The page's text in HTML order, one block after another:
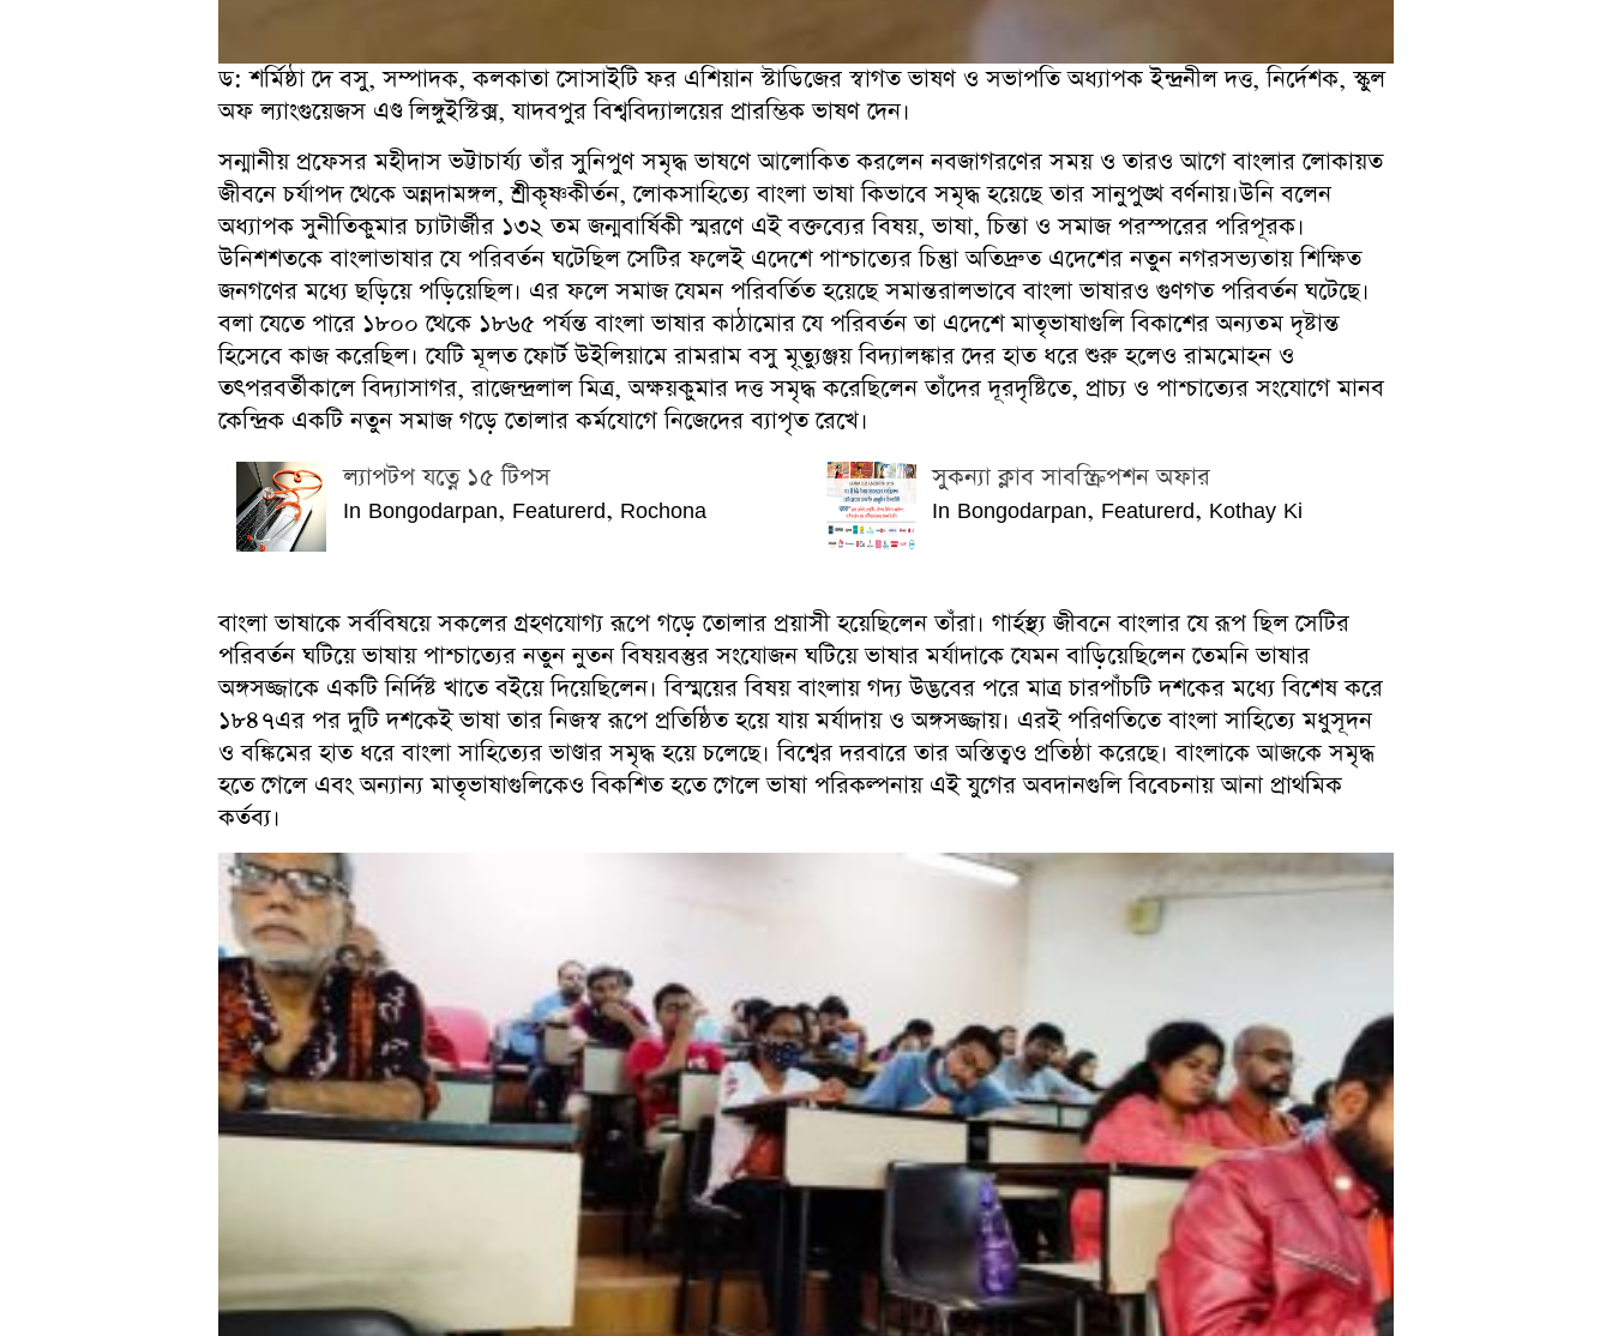
ড: শর্মিষ্ঠা দে বসু, সম্পাদক, কলকাতা সোসাইটি ফর এশিয়ান স্টাডিজের স্বাগত ভাষণ ও সভাপতি অধ্যাপক ইন্দ্রনীল দত্ত, নির্দেশক, স্কুল
অফ ল্যাংগুয়েজস এণ্ড লিঙ্গুইস্টিক্স, যাদবপুর বিশ্ববিদ্যালয়ের প্রারম্ভিক ভাষণ দেন।
সন্মানীয় প্রফেসর মহীদাস ভট্টাচার্য্য তাঁর সুনিপুণ সমৃদ্ধ ভাষণে আলোকিত করলেন নবজাগরণের সময় ও তারও আগে বাংলার লোকায়ত
জীবনে চর্যাপদ থেকে অন্নদামঙ্গল, শ্রীকৃষ্ণকীর্তন, লোকসাহিত্যে বাংলা ভাষা কিভাবে সমৃদ্ধ হয়েছে তার সানুপুঙ্খ বর্ণনায়।উনি বলেন
অধ্যাপক সুনীতিকুমার চ্যাটার্জীর ১৩২ তম জন্মবার্ষিকী স্মরণে এই বক্তব্যের বিষয়, ভাষা, চিন্তা ও সমাজ পরস্পরের পরিপূরক।
উনিশশতকে বাংলাভাষার যে পরিবর্তন ঘটেছিল সেটির ফলেই এদেশে পাশ্চাত্যের চিন্তুা অতিদ্রুত এদেশের নতুন নগরসভ্যতায় শিক্ষিত
জনগণের মধ্যে ছড়িয়ে পড়িয়েছিল। এর ফলে সমাজ যেমন পরিবর্তিত হয়েছে সমান্তরালভাবে বাংলা ভাষারও গুণগত পরিবর্তন ঘটেছে।
বলা যেতে পারে ১৮০০ থেকে ১৮৬৫ পর্যন্ত বাংলা ভাষার কাঠামোর যে পরিবর্তন তা এদেশে মাতৃভাষাগুলি বিকাশের অন্যতম দৃষ্টান্ত
হিসেবে কাজ করেছিল। যেটি মূলত ফোর্ট উইলিয়ামে রামরাম বসু মৃ্ত্যুঞ্জয় বিদ্যালঙ্কার দের হাত ধরে শুরু হলেও রামমোহন ও
তৎপরবর্তীকালে বিদ্যাসাগর, রাজেন্দ্রলাল মিত্র, অক্ষয়কুমার দত্ত সমৃদ্ধ করেছিলেন তাঁদের দূরদৃষ্টিতে, প্রাচ্য ও পাশ্চাত্যের সংযোগে মানব
কেন্দ্রিক একটি নতুন সমাজ গড়ে তোলার কর্মযোগে নিজেদের ব্যাপৃত রেখে।
ল্যাপটপ যত্নে ১৫ টিপস
In Bongodarpan, Featurerd, Rochona
সুকন্যা ক্লাব সাবস্ক্রিপশন অফার
In Bongodarpan, Featurerd, Kothay Ki
বাংলা ভাষাকে সর্ববিষয়ে সকলের গ্রহণযোগ্য রূপে গড়ে তোলার প্রয়াসী হয়েছিলেন তাঁরা। গার্হস্থ্য জীবনে বাংলার যে রূপ ছিল সেটির
পরিবর্তন ঘটিয়ে ভাষায় পাশ্চাত্যের নতুন নুতন বিষয়বস্তুর সংযোজন ঘটিয়ে ভাষার মর্যাদাকে যেমন বাড়িয়েছিলেন তেমনি ভাষার
অঙ্গসজ্জাকে একটি নির্দিষ্ট খাতে বইয়ে দিয়েছিলেন। বিস্ময়ের বিষয় বাংলায় গদ্য উদ্ভবের পরে মাত্র চারপাঁচটি দশকের মধ্যে বিশেষ করে
১৮৪৭এর পর দুটি দশকেই ভাষা তার নিজস্ব রূপে প্রতিষ্ঠিত হয়ে যায় মর্যাদায় ও অঙ্গসজ্জায়। এরই পরিণতিতে বাংলা সাহিত্যে মধুসূদন
ও বঙ্কিমের হাত ধরে বাংলা সাহিত্যের ভাণ্ডার সমৃদ্ধ হয়ে চলেছে। বিশ্বের দরবারে তার অস্তিত্বও প্রতিষ্ঠা করেছে। বাংলাকে আজকে সমৃদ্ধ
হতে গেলে এবং অন্যান্য মাতৃভাষাগুলিকেও বিকশিত হতে গেলে ভাষা পরিকল্পনায় এই যুগের অবদানগুলি বিবেচনায় আনা প্রাথমিক
কর্তব্য।